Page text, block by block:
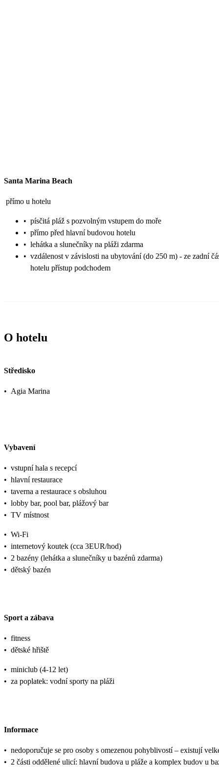
Santa Marina Beach
přímo u hotelu
• písčitá pláž s pozvolným vstupem do moře
• přímo před hlavní budovou hotelu
• lehátka a slunečníky na pláži zdarma
• vzdálenost v závislosti na ubytování (do 250 m) - ze zadní
hotelu přístup podchodem
O hotelu
Středisko
• Agia Marina
Vybavení
• vstupní hala s recepcí
• hlavní restaurace
• taverna a restaurace s obsluhou
• lobby bar, pool bar, plážový bar
• TV místnost
• Wi-Fi
• internetový koutek (cca 3EUR/hod)
• 2 bazény (lehátka a slunečníky u bazénů zdarma)
• dětský bazén
Sport a zábava
• fitness
• dětské hřiště
• miniclub (4-12 let)
• za poplatek: vodní sporty na pláži
Informace
• nedoporučuje se pro osoby s omezenou pohyblivostí – existují
• 2 části oddělené ulicí: hlavní budova u pláže a komplex budov u